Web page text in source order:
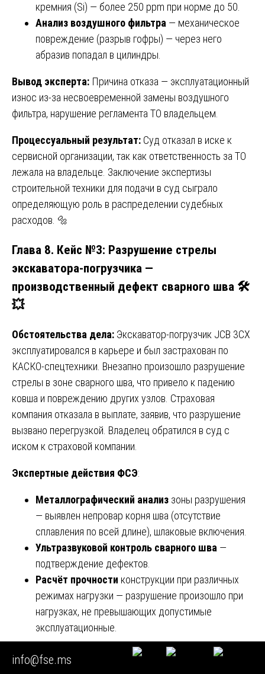
кремния (Si) — более 250 ppm при норме до 50.
Анализ воздушного фильтра — механическое
повреждение (разрыв гофры) — через него
абразив попадал в цилиндры.
Вывод эксперта: Причина отказа — эксплуатационный
износ из-за несвоевременной замены воздушного
фильтра, нарушение регламента ТО владельцем.
Процессуальный результат: Суд отказал в иске к
сервисной организации, так как ответственность за ТО
лежала на владельце. Заключение экспертизы
строительной техники для подачи в суд сыграло
определяющую роль в распределении судебных
расходов. 🔩
Глава 8. Кейс №3: Разрушение стрелы
экскаватора-погрузчика —
производственный дефект сварного шва 🛠️
💥
Обстоятельства дела: Экскаватор-погрузчик JCB 3CX
эксплуатировался в карьере и был застрахован по
КАСКО-спецтехники. Внезапно произошло разрушение
стрелы в зоне сварного шва, что привело к падению
ковша и повреждению других узлов. Страховая
компания отказала в выплате, заявив, что разрушение
вызвано перегрузкой. Владелец обратился в суд с
иском к страховой компании.
Экспертные действия ФСЭ:
Металлографический анализ зоны разрушения
— выявлен непровар корня шва (отсутствие
сплавления по всей длине), шлаковые включения.
Ультразвуковой контроль сварного шва —
подтверждение дефектов.
Расчёт прочности конструкции при различных
режимах нагрузки — разрушение произошло при
нагрузках, не превышающих допустимые
эксплуатационные.
Вывод эксперта:
Характер разрушения —
производственный дефект, а не эксплуатационное
info@fse.ms